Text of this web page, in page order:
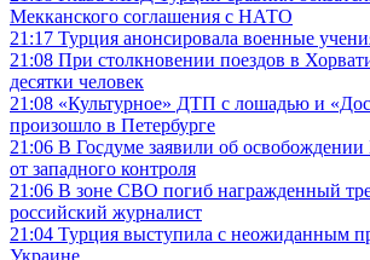
Мекканского соглашения с НАТО
21:17 Турция анонсировала военные
21:08 При столкновении поездов в
десятки человек
21:08 «Культурное» ДТП с лошадью и
произошло в Петербурге
21:06 В Госдуме заявили об
от западного контроля
21:06 В зоне СВО погиб награжденный
российский журналист
21:04 Турция выступила с неожиданным
Украине